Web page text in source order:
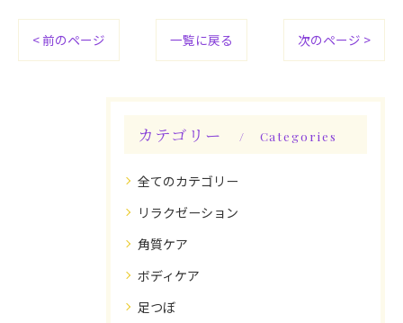
< 前のページ 一覧に戻る 次のページ >
カテゴリー Categories
全てのカテゴリー
リラクゼーション
角質ケア
ボディケア
足つぼ